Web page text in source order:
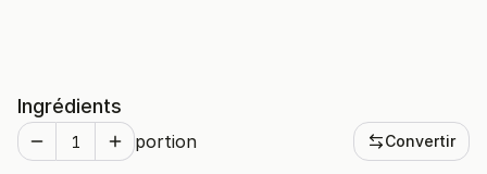
Ingrédients
portion Convertir